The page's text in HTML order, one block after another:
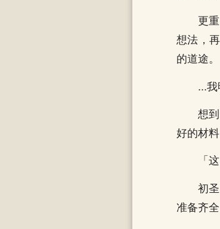
更
想法，
的道途。
...我
想
好的材料
「
初
准备齐全